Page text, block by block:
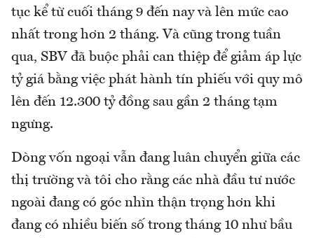
tục kể từ cuối tháng 9 đến nay và lên mức cao
nhất trong hơn 2 tháng. Và cũng trong tuần
qua, SBV đã buộc phải can thiệp để giảm áp lực
tỷ giá bằng việc phát hành tín phiếu với quy mô
lên đến 12.300 tỷ đồng sau gần 2 tháng tạm
ngưng.
Dòng vốn ngoại vẫn đang luân chuyển giữa các
thị trường và tôi cho rằng các nhà đầu tư nước
ngoài đang có góc nhìn thận trọng hơn khi
đang có nhiều biến số trong tháng 10 như bầu